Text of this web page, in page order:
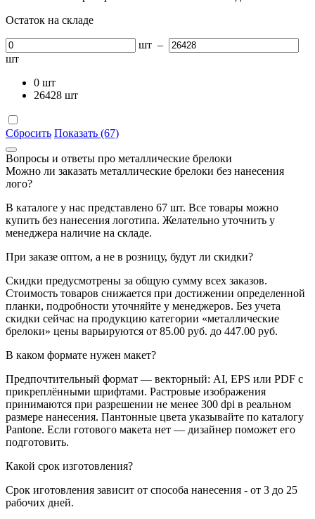
Остаток на складе
шт –
шт
0 шт
26428 шт
Сбросить Показать (67)
Вопросы и ответы про металлические брелоки
Можно ли заказать металлические брелоки без нанесения
лого?
В каталоге у нас представлено 67 шт. Все товары можно
купить без нанесения логотипа. Желательно уточнить у
менеджера наличие на складе.
При заказе оптом, а не в розницу, будут ли скидки?
Скидки предусмотрены за общую сумму всех заказов.
Стоимость товаров снижается при достижении определенной
планки, подробности уточняйте у менеджеров. Без учета
скидки сейчас на продукцию категории «металлические
брелоки» цены варьируются от 85.00 руб. до 447.00 руб.
В каком формате нужен макет?
Предпочтительный формат — векторный: AI, EPS или PDF с
прикреплёнными шрифтами. Растровые изображения
принимаются при разрешении не менее 300 dpi в реальном
размере нанесения. Пантонные цвета указывайте по каталогу
Pantone. Если готового макета нет — дизайнер поможет его
подготовить.
Какой срок изготовления?
Срок иготовления зависит от способа нанесения - от 3 до 25
рабочих дней.